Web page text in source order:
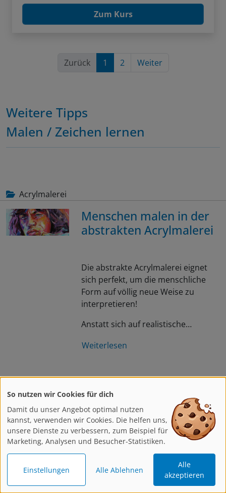
Zum Kurs
Zurück 1 2 Weiter
Weitere Tipps
Malen / Zeichen lernen
Acrylmalerei
Menschen malen in der
abstrakten Acrylmalerei
Die abstrakte Acrylmalerei eignet
sich perfekt, um die menschliche
Form auf völlig neue Weise zu
interpretieren!
Anstatt sich auf realistische…
Weiterlesen
Materialkunde
PRIMAcryl Professional
von Schmincke: Feinste
Künstler-Acrylfarben
Kunst lebt von Ausdruck,
Farbintensität und Qualität – genau
das bietet die neu überarbeitete
So nutzen wir Cookies für dich
Damit du unser Angebot optimal nutzen
kannst, verwenden wir Cookies. Die helfen uns,
unsere Dienste zu verbessern, zum Beispiel für
Marketing, Analysen und Besucher-Statistiken.
Einstellungen Alle Ablehnen
Alle
akzeptieren